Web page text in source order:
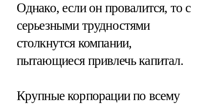
Однако, если он провалится, то с
серьезными трудностями
столкнутся компании,
пытающиеся привлечь капитал.
Крупные корпорации по всему